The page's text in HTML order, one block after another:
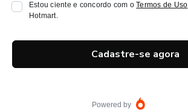
Estou ciente e concordo com oTermos de Uso
Hotmart.
Cadastre-se agora
Powered by